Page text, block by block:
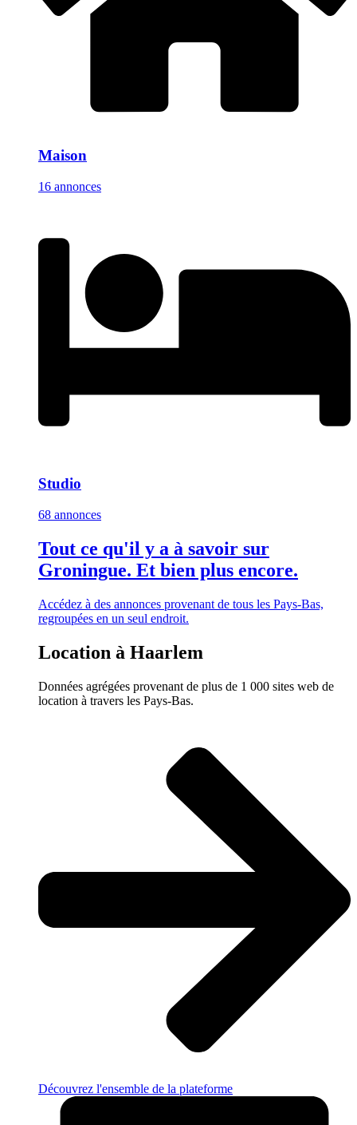
Maison
16 annonces
Studio
68 annonces
Tout ce qu'il y a à savoir sur
Groningue. Et bien plus encore.
Accédez à des annonces provenant de tous les Pays-Bas,
regroupées en un seul endroit.
Location à Haarlem
Données agrégées provenant de plus de 1 000 sites web de
location à travers les Pays-Bas.
Découvrez l'ensemble de la plateforme